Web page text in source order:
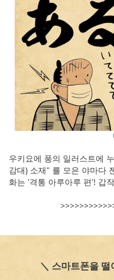
우키요에 풍의 일러스트에
감대) 소재" 를 모은 야마다
화는 '격통 아루아루 편'! 갑
＼ 스마트폰을